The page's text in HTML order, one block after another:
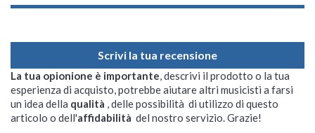
Scrivi la tua recensione
La tua opionione è importante, descrivi il prodotto o la tua
esperienza di acquisto, potrebbe aiutare altri musicisti a farsi
un idea della qualità , delle possibilità di utilizzo di questo
articolo o dell'affidabilità del nostro servizio. Grazie!